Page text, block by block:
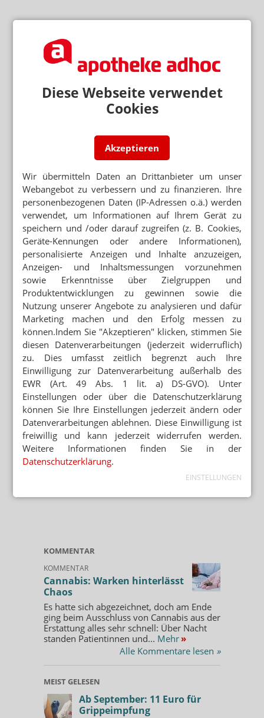
Diese Webseite verwendet
Cookies
Akzeptieren
Wir übermitteln Daten an Drittanbieter um unser
Webangebot zu verbessern und zu finanzieren. Ihre
personenbezogenen Daten (IP-Adressen o.ä.) werden
verwendet, um Informationen auf Ihrem Gerät zu
speichern und /oder darauf zugreifen (z. B. Cookies,
Geräte-Kennungen oder andere Informationen),
personalisierte Anzeigen und Inhalte anzuzeigen,
Anzeigen- und Inhaltsmessungen vorzunehmen
sowie Erkenntnisse über Zielgruppen und
Produktentwicklungen zu gewinnen sowie die
Nutzung unserer Angebote zu analysieren und dafür
Marketing machen und den Erfolg messen zu
können.Indem Sie "Akzeptieren" klicken, stimmen Sie
diesen Datenverarbeitungen (jederzeit widerruflich)
zu. Dies umfasst zeitlich begrenzt auch Ihre
Einwilligung zur Datenverarbeitung außerhalb des
EWR (Art. 49 Abs. 1 lit. a) DS-GVO). Unter
Einstellungen oder über die Datenschutzerklärung
können Sie Ihre Einstellungen jederzeit ändern oder
Datenverarbeitungen ablehnen. Diese Einwilligung ist
freiwillig und kann jederzeit widerrufen werden.
Weitere Informationen finden Sie in der
Datenschutzerklärung.
EINSTELLUNGEN
KOMMENTAR
KOMMENTAR
Cannabis: Warken hinterlässt
Chaos
Es hatte sich abgezeichnet, doch am Ende
ging beim Ausschluss von Cannabis aus der
Erstattung alles sehr schnell: Über Nacht
standen Patientinnen und... Mehr »
Alle Kommentare lesen »
MEIST GELESEN
Ab September: 11 Euro für
Grippeimpfung